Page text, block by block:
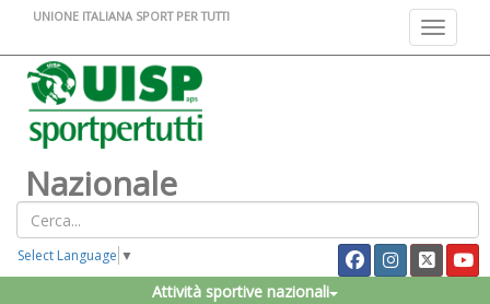
Toggle
UNIONE ITALIANA SPORT PER TUTTI
Nazionale
Select Language ▼
Attività sportive nazionali